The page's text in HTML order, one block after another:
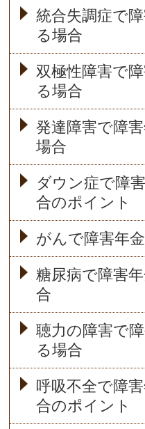
統合失調症で
る場合
双極性障害で
る場合
発達障害で障
場合
ダウン症で障
合のポイント
がんで障害年
糖尿病で障害
合
聴力の障害で
る場合
呼吸不全で障
合のポイント